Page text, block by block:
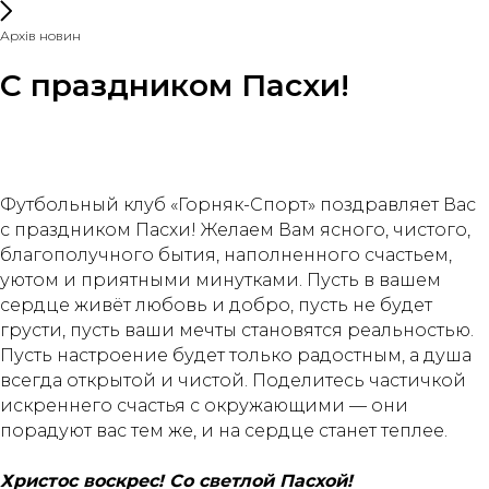
Архів новин
С праздником Пасхи!
Футбольный клуб «Горняк-Спорт» поздравляет Вас
с праздником Пасхи! Желаем Вам ясного, чистого,
благополучного бытия, наполненного счастьем,
уютом и приятными минутками. Пусть в вашем
сердце живёт любовь и добро, пусть не будет
грусти, пусть ваши мечты становятся реальностью.
Пусть настроение будет только радостным, а душа
всегда открытой и чистой. Поделитесь частичкой
искреннего счастья с окружающими — они
порадуют вас тем же, и на сердце станет теплее.
Христос воскрес! Со светлой Пасхой!